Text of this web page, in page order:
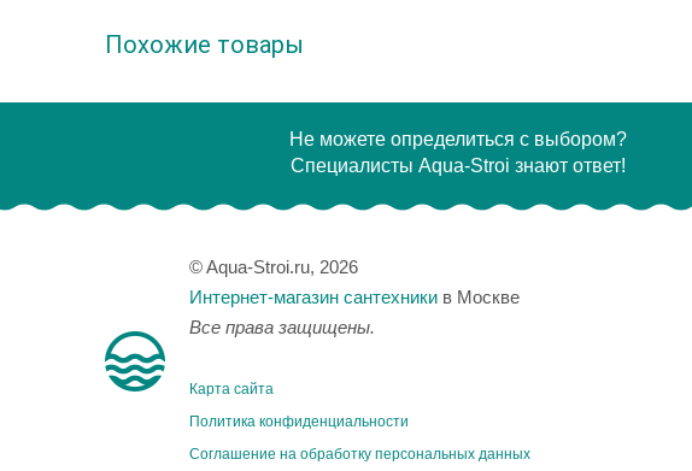
Похожие товары
Не можете определиться с выбором?
Специалисты Aqua-Stroi знают ответ!
© Aqua-Stroi.ru, 2026
Интернет-магазин сантехники в Москве
Все права защищены.
Карта сайта
Политика конфиденциальности
Соглашение на обработку персональных данных